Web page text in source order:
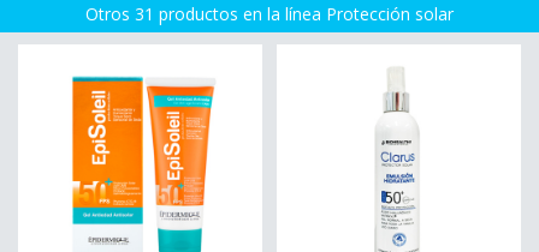
Otros 31 productos en la línea Protección solar